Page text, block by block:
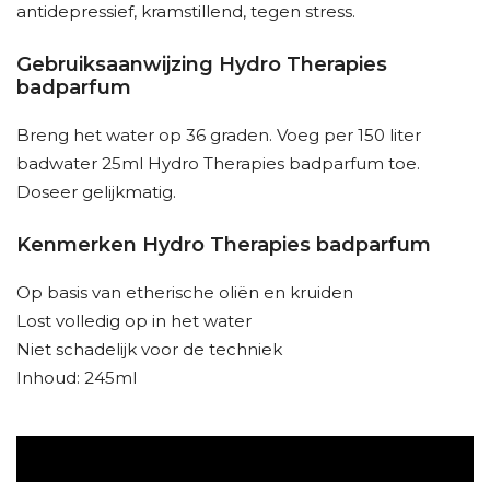
antidepressief, kramstillend, tegen stress.
Gebruiksaanwijzing Hydro Therapies
badparfum
Breng het water op 36 graden. Voeg per 150 liter
badwater 25ml Hydro Therapies badparfum toe.
Doseer gelijkmatig.
Kenmerken Hydro Therapies badparfum
Op basis van etherische oliën en kruiden
Lost volledig op in het water
Niet schadelijk voor de techniek
Inhoud: 245ml